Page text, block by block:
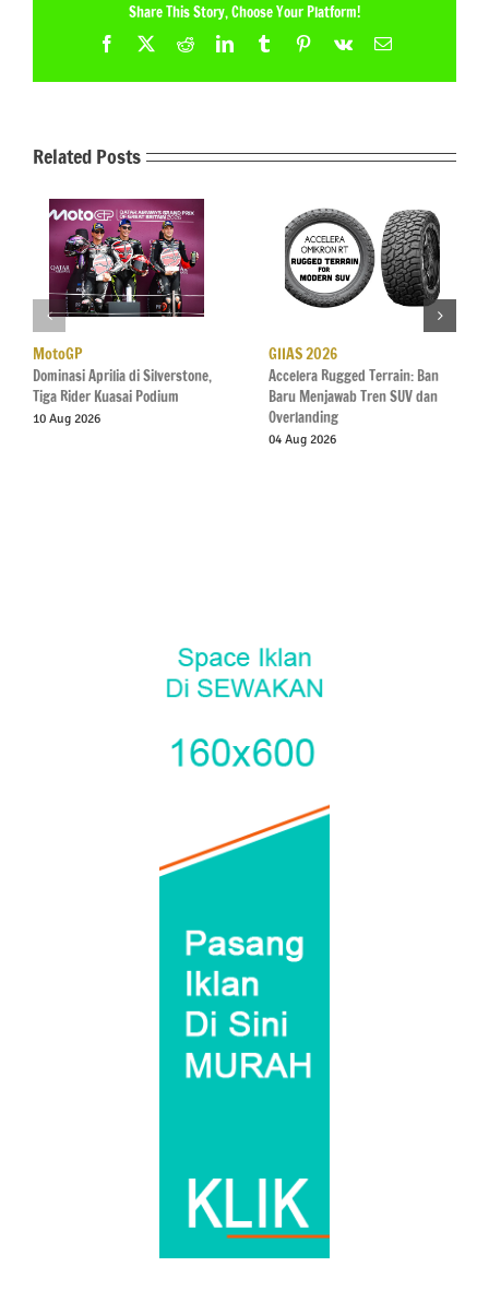
Share This Story, Choose Your Platform!
Facebook
X RedditLinkedInTumblrPinterest
Vk Email
Related Posts
MotoGP
Dominasi Aprilia di Silverstone,
Tiga Rider Kuasai Podium
10 Aug 2026
GIIAS 2026
Accelera Rugged Terrain: Ban
Baru Menjawab Tren SUV dan
Overlanding
04 Aug 2026